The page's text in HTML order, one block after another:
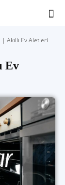
Akıllı Ev Aletleri
Ev